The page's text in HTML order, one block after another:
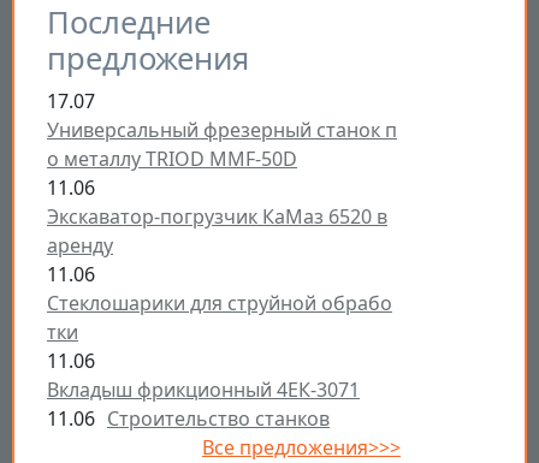
Последние
предложения
17.07
Универсальный фрезерный станок п
о металлу TRIOD MMF-50D
11.06
Экскаватор-погрузчик КаМаз 6520 в
аренду
11.06
Стеклошарики для струйной обрабо
тки
11.06
Вкладыш фрикционный 4ЕК-3071
11.06 Строительство станков
Все предложения>>>